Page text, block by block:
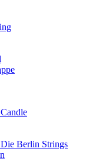
Berlin Strings